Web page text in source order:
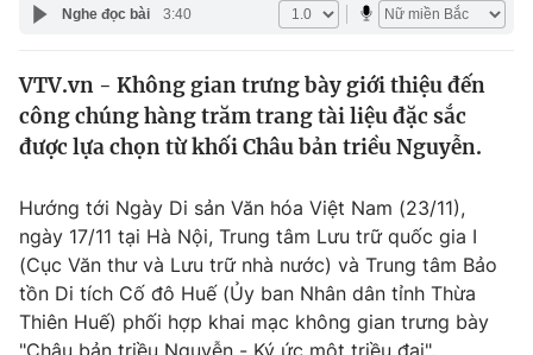
Thế giới
Thế giới đó đây
Câu chuyện quốc tế
Kinh tế
Tài chính
Thị trường
Góc doanh nghiệp
Dữ liệu và đời sống
Truyền hình
Giáo dục
Nghe đọc bài 3:40
VTV.vn - Không gian trưng bày giới thiệu đến
công chúng hàng trăm trang tài liệu đặc sắc
được lựa chọn từ khối Châu bản triều Nguyễn.
Hướng tới Ngày Di sản Văn hóa Việt Nam (23/11),
ngày 17/11 tại Hà Nội, Trung tâm Lưu trữ quốc gia I
(Cục Văn thư và Lưu trữ nhà nước) và Trung tâm Bảo
tồn Di tích Cố đô Huế (Ủy ban Nhân dân tỉnh Thừa
Thiên Huế) phối hợp khai mạc không gian trưng bày
"Châu bản triều Nguyễn - Ký ức một triều đại".